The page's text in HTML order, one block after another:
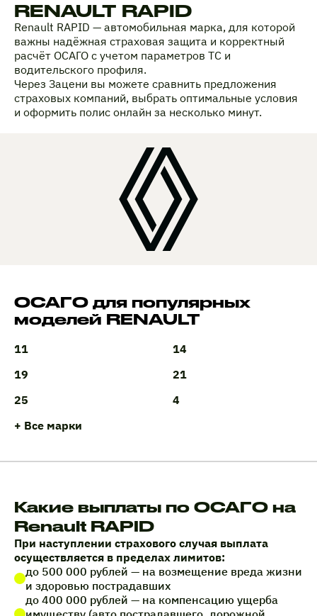
RENAULT RAPID
Renault RAPID — автомобильная марка, для которой
важны надёжная страховая защита и корректный
расчёт ОСАГО с учетом параметров ТС и
водительского профиля.
Через Зацени вы можете сравнить предложения
страховых компаний, выбрать оптимальные условия
и оформить полис онлайн за несколько минут.
ОСАГО для популярных
моделей RENAULT
11
14
19
21
25
4
+ Все марки
Какие выплаты по ОСАГО на
Renault RAPID
При наступлении страхового случая выплата
осуществляется в пределах лимитов:
до 500 000 рублей — на возмещение вреда жизни
и здоровью пострадавших
до 400 000 рублей — на компенсацию ущерба